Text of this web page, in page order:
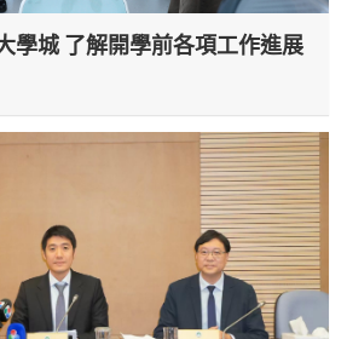
學城 了解開學前各項工作進展